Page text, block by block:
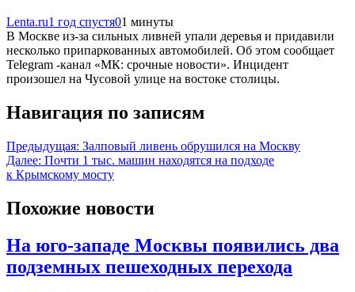
Lenta.ru1 год спустя01 минуты
В Москве из-за сильных ливней упали деревья и придавили
несколько припаркованных автомобилей. Об этом сообщает
Telegram -канал «МК: срочные новости». Инцидент
произошел на Чусовой улице на востоке столицы.
Навигация по записям
Предыдущая: Залповый ливень обрушился на Москву
Далее: Почти 1 тыс. машин находятся на подходе
к Крымскому мосту
Похожие новости
На юго-западе Москвы появились два
подземных пешеходных перехода